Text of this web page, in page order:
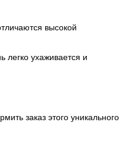
высокой
легко ухаживается и
заказ этого уникального